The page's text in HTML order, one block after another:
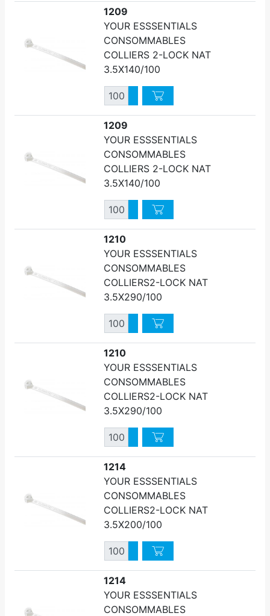
1209
YOUR ESSSENTIALS
CONSOMMABLES
COLLIERS 2-LOCK NAT
3.5X140/100
QuantitéAugmenter quantité
Diminuer quantité
1209
YOUR ESSSENTIALS
CONSOMMABLES
COLLIERS 2-LOCK NAT
3.5X140/100
QuantitéAugmenter quantité
Diminuer quantité
1210
YOUR ESSSENTIALS
CONSOMMABLES
COLLIERS2-LOCK NAT
3.5X290/100
QuantitéAugmenter quantité
Diminuer quantité
1210
YOUR ESSSENTIALS
CONSOMMABLES
COLLIERS2-LOCK NAT
3.5X290/100
QuantitéAugmenter quantité
Diminuer quantité
1214
YOUR ESSSENTIALS
CONSOMMABLES
COLLIERS2-LOCK NAT
3.5X200/100
QuantitéAugmenter quantité
Diminuer quantité
1214
YOUR ESSSENTIALS
CONSOMMABLES